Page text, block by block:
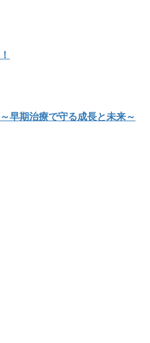
早期治療で守る成長と未来～